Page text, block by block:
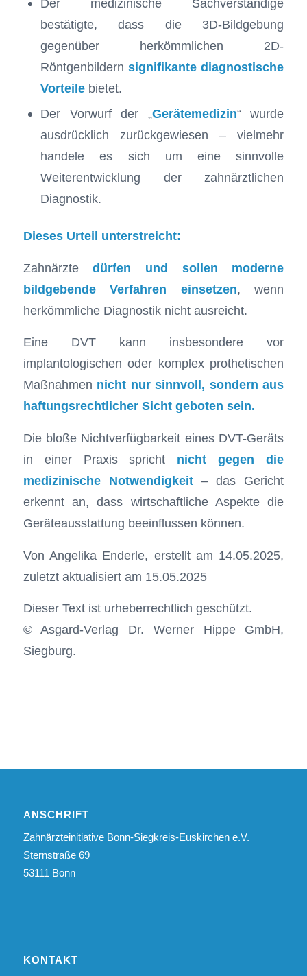
Der medizinische Sachverständige
bestätigte, dass die 3D-Bildgebung
gegenüber herkömmlichen 2D-
Röntgenbildernsignifikante diagnostische
Vorteilebietet.
Der Vorwurf der „Gerätemedizin“ wurde
ausdrücklich zurückgewiesen – vielmehr
handele es sich um eine sinnvolle
Weiterentwicklung der zahnärztlichen
Diagnostik.
Dieses Urteil unterstreicht:
Zahnärztedürfen und sollen moderne
bildgebende Verfahren einsetzen, wenn
herkömmliche Diagnostik nicht ausreicht.
Eine DVT kann insbesondere vor
implantologischen oder komplex prothetischen
Maßnahmen nicht nur sinnvoll, sondern aus
haftungsrechtlicher Sicht geboten sein.
Die bloße Nichtverfügbarkeit eines DVT-Geräts
in einer Praxis spricht nicht gegen die
medizinische Notwendigkeit – das Gericht
erkennt an, dass wirtschaftliche Aspekte die
Geräteausstattung beeinflussen können.
Von Angelika Enderle, erstellt am 14.05.2025,
zuletzt aktualisiert am 15.05.2025
Dieser Text ist urheberrechtlich geschützt.
© Asgard-Verlag Dr. Werner Hippe GmbH,
Siegburg.
ANSCHRIFT
Zahnärzteinitiative Bonn-Siegkreis-Euskirchen e.V.
Sternstraße 69
53111 Bonn
KONTAKT